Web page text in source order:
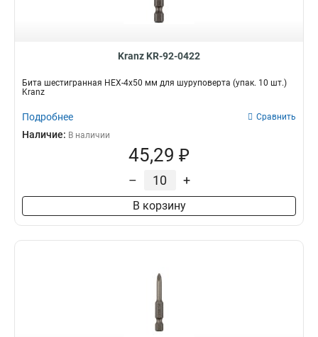
Kranz KR-92-0422
Бита шестигранная HEX-4х50 мм для шуруповерта (упак. 10 шт.)
Kranz
Подробнее Сравнить
Наличие: В наличии
45,29 ₽
– +
В корзину